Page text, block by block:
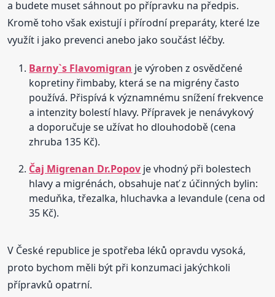
a budete muset sáhnout po přípravku na předpis.
Kromě toho však existují i přírodní preparáty, které lze
využít i jako prevenci anebo jako součást léčby.
Barny`s Flavomigran je výroben z osvědčené
kopretiny řimbaby, která se na migrény často
používá. Přispívá k významnému snížení frekvence
a intenzity bolestí hlavy. Přípravek je nenávykový
a doporučuje se užívat ho dlouhodobě (cena
zhruba 135 Kč).
Čaj Migrenan Dr.Popov je vhodný při bolestech
hlavy a migrénách, obsahuje nať z účinných bylin:
meduňka, třezalka, hluchavka a levandule (cena od
35 Kč).
V České republice je spotřeba léků opravdu vysoká,
proto bychom měli být při konzumaci jakýchkoli
přípravků opatrní.